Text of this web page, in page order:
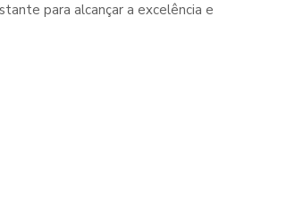
para alcançar a excelência e